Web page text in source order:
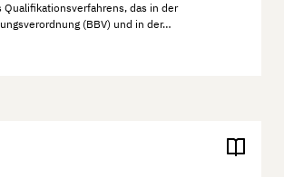
Qualifikationsverfahrens, das in der
(BBV) und in der…